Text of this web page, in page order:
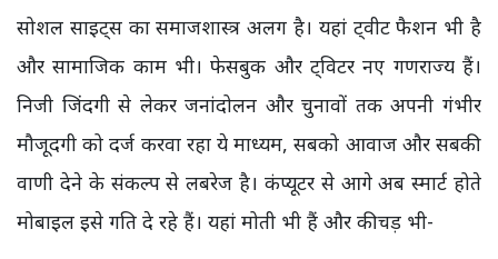
सोशल साइट्स का समाजशास्त्र अलग है। यहां ट्वीट फैशन भी है
और सामाजिक काम भी। फेसबुक और ट्विटर नए गणराज्य हैं।
निजी जिंदगी से लेकर जनांदोलन और चुनावों तक अपनी गंभीर
मौजूदगी को दर्ज करवा रहा ये माध्यम, सबको आवाज और सबकी
वाणी देने के संकल्प से लबरेज है। कंप्यूटर से आगे अब स्मार्ट होते
मोबाइल इसे गति दे रहे हैं। यहां मोती भी हैं और कीचड़ भी-